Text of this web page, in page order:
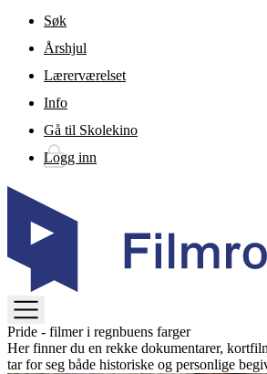
Gå til hovedinnhold
Søk
Årshjul
Lærerværelset
Info
Gå til Skolekino
Logg inn
TOGGLE
MENU
Pride - filmer i regnbuens farger
Her finner du en rekke dokumentarer,
tar for seg både historiske og personlige